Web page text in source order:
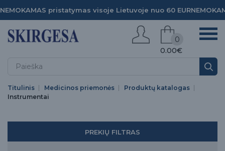
NEMOKAMAS pristatymas visoje Lietuvoje nuo 60 EUR
0.00€
0
Titulinis Medicinos priemonės
Produktų katalogas
Instrumentai
PREKIŲ FILTRAS